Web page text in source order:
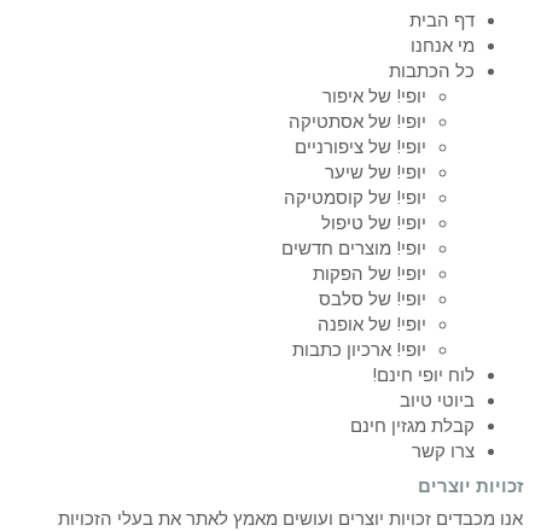
דף הבית
מי אנחנו
כל הכתבות
יופי! של איפור
יופי! של אסתטיקה
יופי! של ציפורניים
יופי! של שיער
יופי! של קוסמטיקה
יופי! של טיפול
יופי! מוצרים חדשים
יופי! של הפקות
יופי! של סלבס
יופי! של אופנה
יופי! ארכיון כתבות
לוח יופי חינם!
ביוטי טיוב
קבלת מגזין חינם
צרו קשר
זכויות יוצרים
אנו מכבדים זכויות יוצרים ועושים מאמץ לאתר את בעלי הזכויות